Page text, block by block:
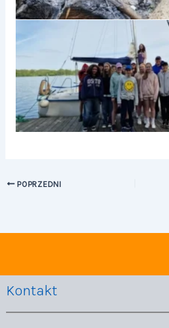
POPRZEDNI
Kontakt